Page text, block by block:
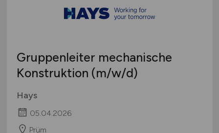
Gruppenleiter mechanische
Konstruktion (m/w/d)
Hays
05.04.2026
Prüm